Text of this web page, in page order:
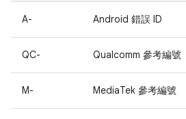
A- Android 錯誤 ID
QC- Qualcomm 參考編號
M- MediaTek 參考編號